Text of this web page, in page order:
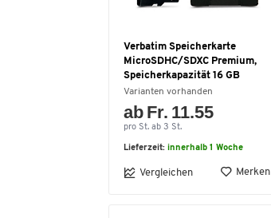
Verbatim Speicherkarte
MicroSDHC/SDXC Premium,
Speicherkapazität 16 GB
Varianten vorhanden
ab Fr. 11.55
pro St. ab 3 St.
Lieferzeit: innerhalb 1 Woche
Vergleichen Merken